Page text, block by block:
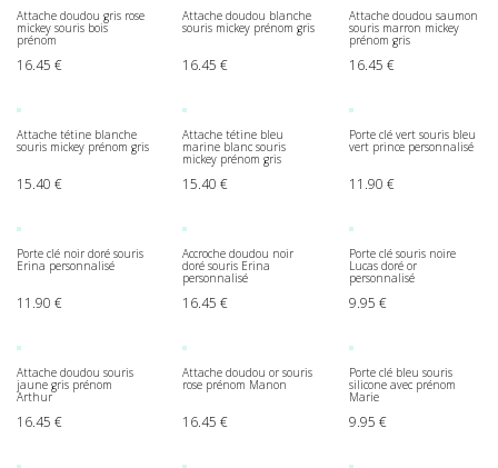
Attache doudou gris rose
mickey souris bois
prénom
16.45 €
Attache doudou blanche
souris mickey prénom gris
16.45€
Attache doudou saumon
souris marron mickey
prénom gris
16.45 €
Attache tétine blanche
souris mickey prénom gris
15.40 €
Attache tétine bleu
marine blanc souris
mickey prénom gris
15.40€
Porte clé vert souris bleu
vert prince personnalisé
11.90 €
Porte clé noir doré souris
Erina personnalisé
11.90 €
Accroche doudou noir
doré souris Erina
personnalisé
16.45€
Porte clé souris noire
Lucas doré or
personnalisé
9.95 €
Attache doudou souris
jaune gris prénom
Arthur
16.45 €
Attache doudou or souris
rose prénom Manon
16.45€
Porte clé bleu souris
silicone avec prénom
Marie
9.95 €